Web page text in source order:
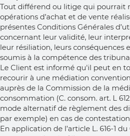
Tout différend ou litige qui pourrait
opérations d’achat et de vente
présentes Conditions Générales
concernant leur validité, leur
leur résiliation, leurs conséquences
soumis à la compétence des
Le Client est informé qu'il peut en
recourir à une médiation
auprès de la Commission de la
consommation (C. consom. art. L
mode alternatif de règlement des
par exemple) en cas de
En application de l’article L. 616-1